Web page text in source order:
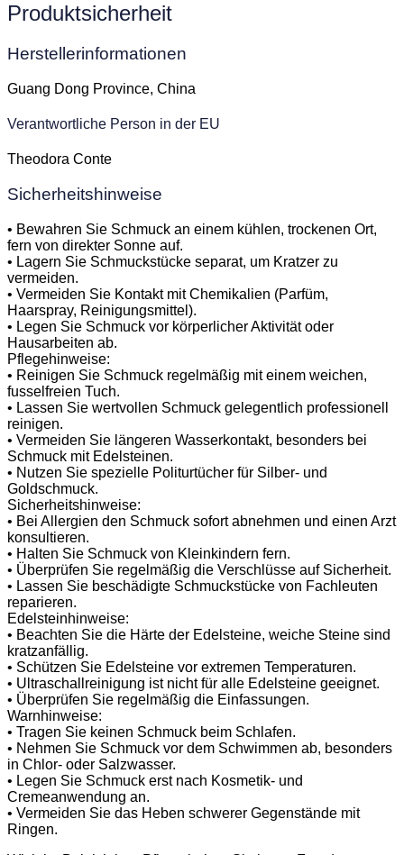
Produktsicherheit
Herstellerinformationen
Guang Dong Province, China
Verantwortliche Person in der EU
Theodora Conte
Sicherheitshinweise
• Bewahren Sie Schmuck an einem kühlen, trockenen Ort,
fern von direkter Sonne auf.
• Lagern Sie Schmuckstücke separat, um Kratzer zu
vermeiden.
• Vermeiden Sie Kontakt mit Chemikalien (Parfüm,
Haarspray, Reinigungsmittel).
• Legen Sie Schmuck vor körperlicher Aktivität oder
Hausarbeiten ab.
Pflegehinweise:
• Reinigen Sie Schmuck regelmäßig mit einem weichen,
fusselfreien Tuch.
• Lassen Sie wertvollen Schmuck gelegentlich professionell
reinigen.
• Vermeiden Sie längeren Wasserkontakt, besonders bei
Schmuck mit Edelsteinen.
• Nutzen Sie spezielle Politurtücher für Silber- und
Goldschmuck.
Sicherheitshinweise:
• Bei Allergien den Schmuck sofort abnehmen und einen Arzt
konsultieren.
• Halten Sie Schmuck von Kleinkindern fern.
• Überprüfen Sie regelmäßig die Verschlüsse auf Sicherheit.
• Lassen Sie beschädigte Schmuckstücke von Fachleuten
reparieren.
Edelsteinhinweise:
• Beachten Sie die Härte der Edelsteine, weiche Steine sind
kratzanfällig.
• Schützen Sie Edelsteine vor extremen Temperaturen.
• Ultraschallreinigung ist nicht für alle Edelsteine geeignet.
• Überprüfen Sie regelmäßig die Einfassungen.
Warnhinweise:
• Tragen Sie keinen Schmuck beim Schlafen.
• Nehmen Sie Schmuck vor dem Schwimmen ab, besonders
in Chlor- oder Salzwasser.
• Legen Sie Schmuck erst nach Kosmetik- und
Cremeanwendung an.
• Vermeiden Sie das Heben schwerer Gegenstände mit
Ringen.